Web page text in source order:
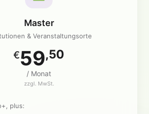
Master
& Veranstaltungsorte
€59,50
/ Monat
zzgl. MwSt.
plus: